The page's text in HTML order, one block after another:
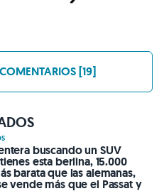
[19]
buscando un SUV
esta berlina, 15.000
barata que las alemanas,
vende más que el Passat y